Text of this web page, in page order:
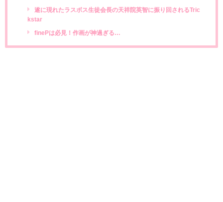
遂に現れたラスボス生徒会長の天祥院英智に振り回されるTric
kstar
finePは必見！作画が神過ぎる…